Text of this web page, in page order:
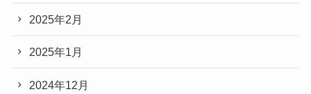
2025年2月
2025年1月
2024年12月